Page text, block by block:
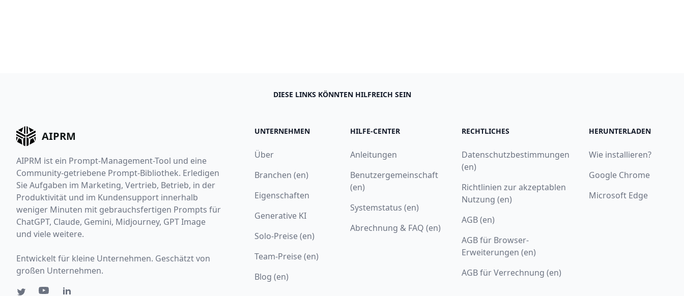
DIESE LINKS KÖNNTEN HILFREICH SEIN
AIPRM
AIPRM ist ein Prompt-Management-Tool und eine
Community-getriebene Prompt-Bibliothek. Erledigen
Sie Aufgaben im Marketing, Vertrieb, Betrieb, in der
Produktivität und im Kundensupport innerhalb
weniger Minuten mit gebrauchsfertigen Prompts für
ChatGPT, Claude, Gemini, Midjourney, GPT Image
und viele weitere.
Entwickelt für kleine Unternehmen. Geschätzt von
großen Unternehmen.
UNTERNEHMEN
Über
Branchen (en)
Eigenschaften
Generative KI
Solo-Preise (en)
Team-Preise (en)
Blog (en)
HILFE-CENTER
Anleitungen
Benutzergemeinschaft
(en)
Systemstatus (en)
Abrechnung & FAQ (en)
RECHTLICHES
Datenschutzbestimmungen
(en)
Richtlinien zur akzeptablen
Nutzung (en)
AGB (en)
AGB für Browser-
Erweiterungen (en)
AGB für Verrechnung (en)
HERUNTERLADEN
Wie installieren?
Google Chrome
Microsoft Edge